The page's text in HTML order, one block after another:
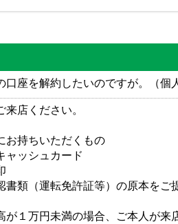
口座を解約したいのですが。（個
来店ください。
お持ちいただくもの
ャッシュカード
書類（運転免許証等）の原本をご
１万円未満の場合、ご本人が来